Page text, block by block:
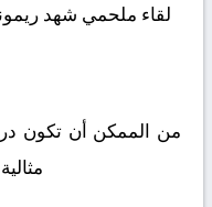
لقاء ملحمي شهد
من الممكن أن تكون